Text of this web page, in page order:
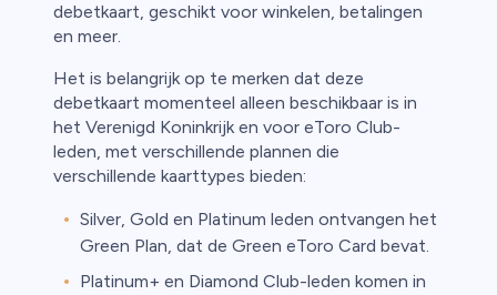
debetkaart, geschikt voor winkelen, betalingen
en meer.
Het is belangrijk op te merken dat deze
debetkaart momenteel alleen beschikbaar is in
het Verenigd Koninkrijk en voor eToro Club-
leden, met verschillende plannen die
verschillende kaarttypes bieden:
Silver, Gold en Platinum leden ontvangen het
Green Plan, dat de Green eToro Card bevat.
Platinum+ en Diamond Club-leden komen in